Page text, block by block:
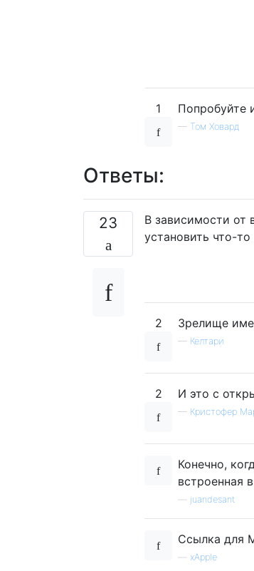
1 Попробуйте
— Том Ховард
Ответы:
23 В зависимости от
установить что-
2 Зрелище
— Келтари
2 И это с
— Кристофер
Конечно,
встроенная
juandesant
Ссылка для
xApple